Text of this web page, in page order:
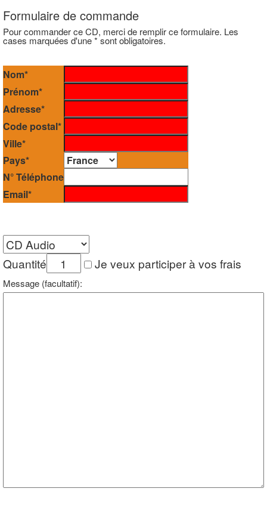
Formulaire de commande
Pour commander ce CD, merci de remplir ce formulaire. Les
cases marquées d'une * sont obligatoires.
Nom*
Prénom*
Adresse*
Code postal*
Ville*
Pays*
N° Téléphone
Email*
Quantité Je veux participer à vos frais
Message (facultatif):